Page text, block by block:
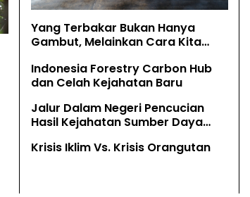
Yang Terbakar Bukan Hanya
Gambut, Melainkan Cara Kita
Indonesia Forestry Carbon Hub
dan Celah Kejahatan Baru
Jalur Dalam Negeri Pencucian
Hasil Kejahatan Sumber Daya
Krisis Iklim Vs. Krisis Orangutan